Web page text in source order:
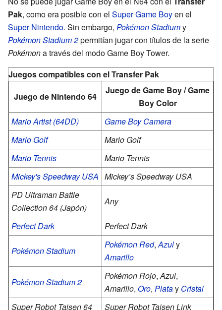
Pak, como era posible con el Super Game Boyen el
Super Nintendo. Sin embargo, Pokémon Stadiumy
Pokémon Stadium 2permitían jugar con títulos de la serie
Pokémona través del modo Game Boy Tower.
Juegos compatibles con el Transfer Pak
Juego de Nintendo 64
Juego de Game Boy / Game
Boy Color
Mario Artist (64DD)
Game Boy Camera
Mario Golf
Mario Golf
Mario Tennis
Mario Tennis
Mickey's Speedway USA Mickey’s Speedway USA
PD Ultraman Battle
Collection 64 (Japón)
Any
Perfect Dark Perfect Dark
Pokémon Stadium
Pokémon Red, Azuly
Amarillo
Pokémon Stadium 2
Pokémon Rojo, Azul,
Amarillo, Oro, Platay Cristal
Super Robot Taisen 64
Super Robot Taisen Link